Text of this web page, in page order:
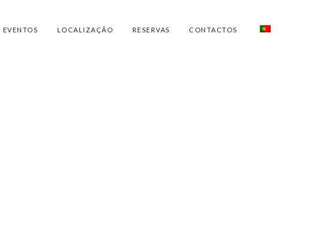
EVENTOS LOCALIZAÇÃO RESERVAS CONTACTOS